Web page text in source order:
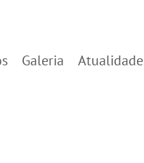
Galeria Atualidade